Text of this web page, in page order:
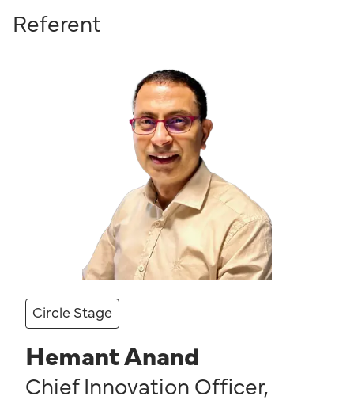
Referent
Circle Stage
Hemant Anand
Chief Innovation Officer,